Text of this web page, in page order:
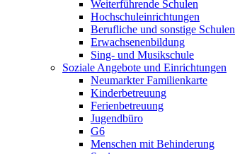
Weiterführende Schulen
Hochschuleinrichtungen
Berufliche und sonstige Schulen
Erwachsenenbildung
Sing- und Musikschule
Soziale Angebote und Einrichtungen
Neumarkter Familienkarte
Kinderbetreuung
Ferienbetreuung
Jugendbüro
G6
Menschen mit Behinderung